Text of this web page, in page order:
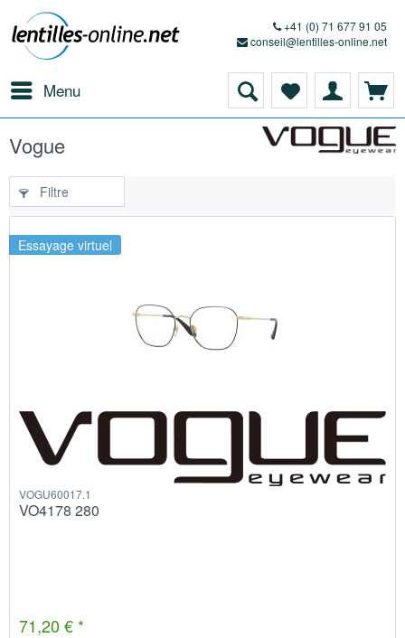
+41 (0) 71 677 91 05
conseil@lentilles-online.net
Menu
Vogue
Filtre
Essayage virtuel
VOGU60017.1
VO4178 280
71,20 € *